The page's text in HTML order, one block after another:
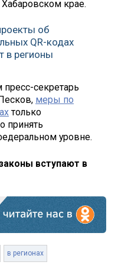
крае.
об
QR-кодах
в регионы
пресс-секретарь
меры по
только
принять
уровне.
вступают в
в регионах